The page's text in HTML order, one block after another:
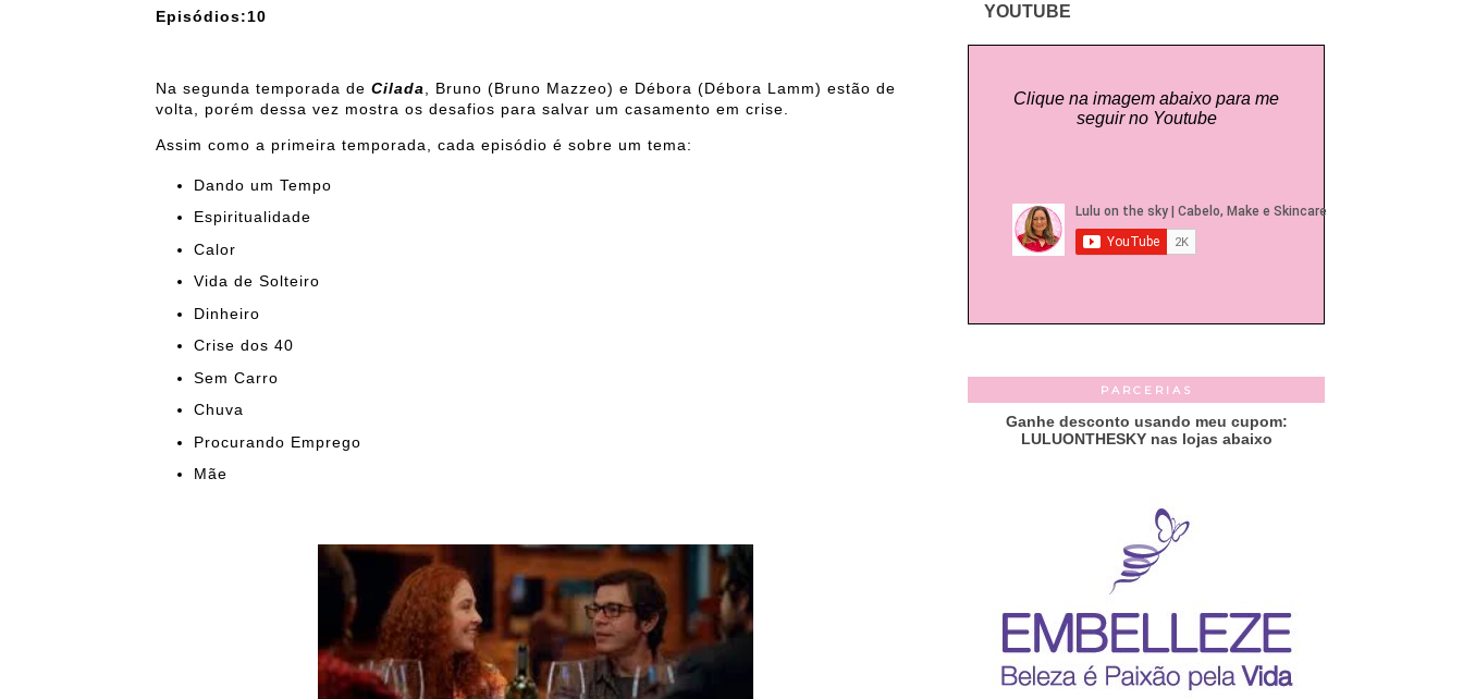
Episódios:10
Na segunda temporada de Cilada
, Bruno (Bruno Mazzeo) e Débora (Débora Lamm) estão de
volta, porém dessa vez mostra os desafios para salvar um casamento em crise.
Assim como a primeira temporada, cada episódio é sobre um tema:
Dando um Tempo
Espiritualidade
Calor
Vida de Solteiro
Dinheiro
Crise dos 40
Sem Carro
Chuva
Procurando Emprego
Mãe
YOUTUBE
Clique na imagem abaixo para me
seguir no Youtube
PARCERIAS
Ganhe desconto usando meu cupom:
LULUONTHESKY nas lojas abaixo